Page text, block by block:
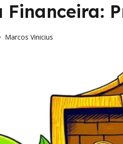
Financeira:
Marcos Vinicius